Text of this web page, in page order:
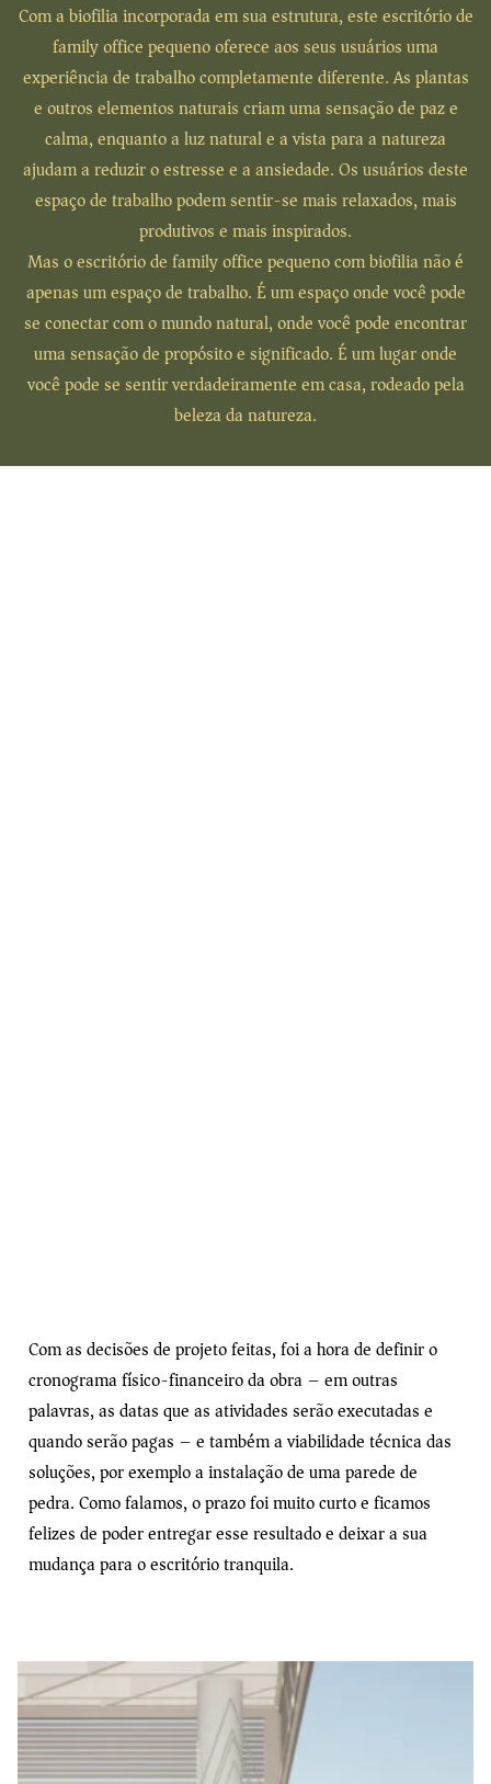
Com a biofilia incorporada em sua estrutura, este escritório de
family office pequeno oferece aos seus usuários uma
experiência de trabalho completamente diferente. As plantas
e outros elementos naturais criam uma sensação de paz e
calma, enquanto a luz natural e a vista para a natureza
ajudam a reduzir o estresse e a ansiedade. Os usuários deste
espaço de trabalho podem sentir-se mais relaxados, mais
produtivos e mais inspirados.
Mas o escritório de family office pequeno com biofilia não é
apenas um espaço de trabalho. É um espaço onde você pode
se conectar com o mundo natural, onde você pode encontrar
uma sensação de propósito e significado. É um lugar onde
você pode se sentir verdadeiramente em casa, rodeado pela
beleza da natureza.
Com as decisões de projeto feitas, foi a hora de definir o
cronograma físico-financeiro da obra – em outras
palavras, as datas que as atividades serão executadas e
quando serão pagas – e também a viabilidade técnica das
soluções, por exemplo a instalação de uma parede de
pedra. Como falamos, o prazo foi muito curto e ficamos
felizes de poder entregar esse resultado e deixar a sua
mudança para o escritório tranquila.